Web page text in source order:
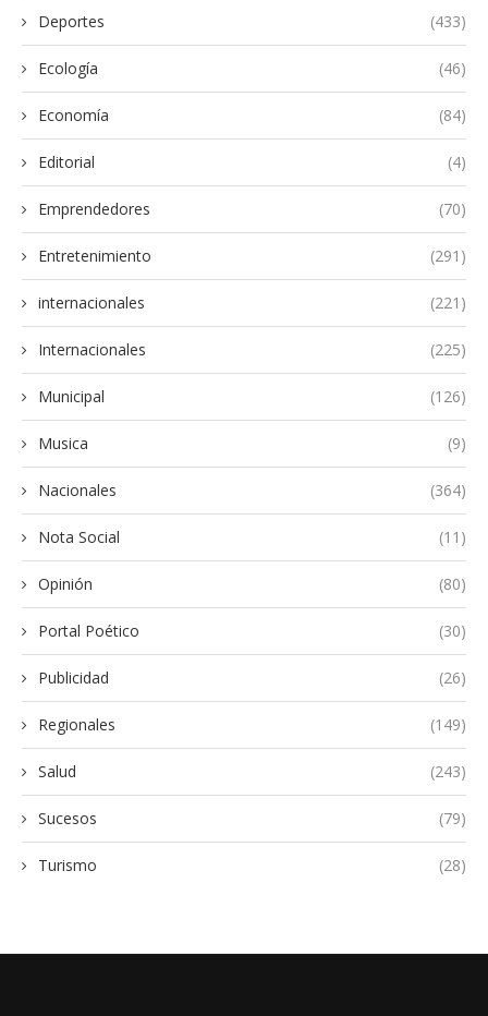
Deportes (433)
Ecología (46)
Economía (84)
Editorial (4)
Emprendedores (70)
Entretenimiento (291)
internacionales (221)
Internacionales (225)
Municipal (126)
Musica (9)
Nacionales (364)
Nota Social (11)
Opinión (80)
Portal Poético (30)
Publicidad (26)
Regionales (149)
Salud (243)
Sucesos (79)
Turismo (28)